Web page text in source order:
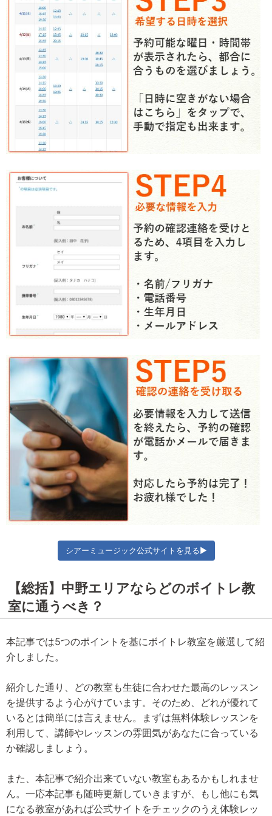
シアーミュージック公式サイトを見る▶
【総括】中野エリアならどのボイトレ教
室に通うべき？
本記事では5つのポイントを基にボイトレ教室を厳選して紹
介しました。
紹介した通り、どの教室も生徒に合わせた最高のレッスン
を提供するよう心がけています。そのため、どれが優れて
いるとは簡単には言えません。まずは無料体験レッスンを
利用して、講師やレッスンの雰囲気があなたに合っている
か確認しましょう。
また、本記事で紹介出来ていない教室もあるかもしれませ
ん。一応本記事も随時更新していきますが、もし他にも気
になる教室があれば公式サイトをチェックのうえ体験レッ